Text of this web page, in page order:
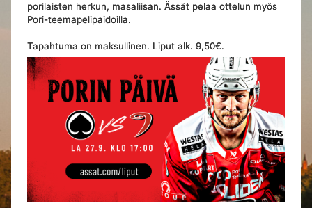
porilaisten herkun, masaliisan. Ässät pelaa ottelun myös
Pori-teemapelipaidoilla.
Tapahtuma on maksullinen. Liput alk. 9,50€.